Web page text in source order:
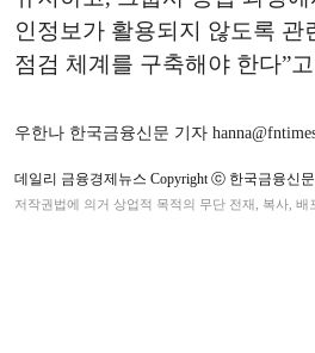
인정보가 활용되지 않도록 관
점검 체계를 구축해야 한다”
우한나 한국금융신문 기자
데일리 금융경제뉴스 Copyright ⓒ 한국금융신
저작권법에 의거 상업적 목적의 무단 전재, 복사, 배